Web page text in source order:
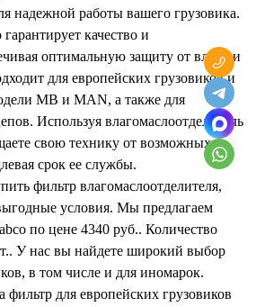
надежной работы вашего грузовика.
качество и
оптимальную защиту от влаги и
для европейских грузовиков и
MB и MAN, а также для
Используя влагомаслоотделитель
свою технику от возможных
срок ее службы.
фильтр влагомаслоотделителя,
условия. Мы предлагаем
по цене 4340 руб.. Количество
У нас вы найдете широкий выбор
в том числе и для иномарок.
для европейских грузовиков